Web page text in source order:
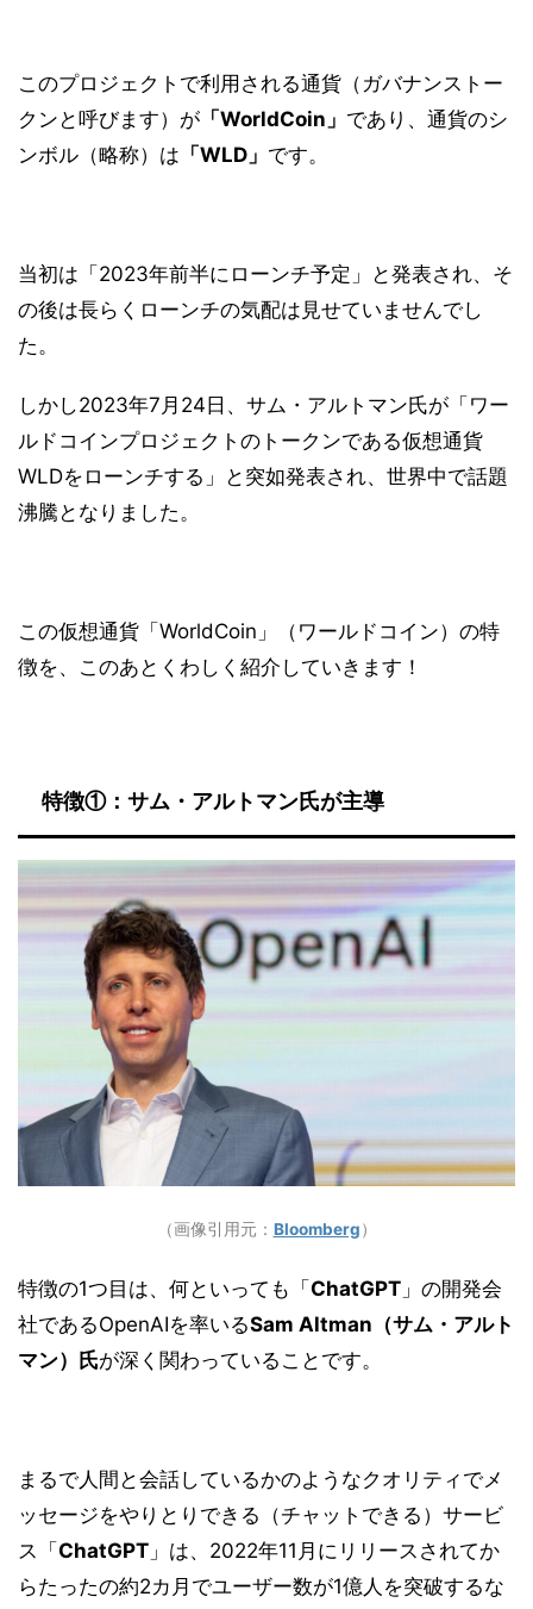
このプロジェクトで利用される通貨（ガバナンストー
クンと呼びます）が 「WorldCoin」 であり、通貨のシ
ンボル（略称）は 「WLD」 です。
当初は「2023年前半にローンチ予定」と発表され、そ
の後は長らくローンチの気配は見せていませんでし
た。
しかし2023年7月24日、サム・アルトマン氏が「ワー
ルドコインプロジェクトのトークンである仮想通貨
WLDをローンチする」と突如発表され、世界中で話題
沸騰となりました。
この仮想通貨「WorldCoin」（ワールドコイン）の特
徴を、このあとくわしく紹介していきます！
特徴①：サム・アルトマン氏が主導
（画像引用元： Bloomberg）
特徴の1つ目は、何といっても「 ChatGPT 」の開発会
社であるOpenAIを率いるSam Altman（サム・アルト
マン）氏が深く関わっていることです。
まるで人間と会話しているかのようなクオリティでメ
ッセージをやりとりできる（チャットできる）サービ
ス「 ChatGPT 」は、2022年11月にリリースされてか
らたったの約2カ月でユーザー数が1億人を突破するな